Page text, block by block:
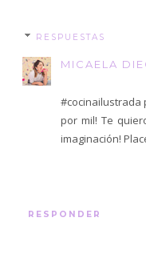
RESPUESTAS
MICAELA
#cocinailustrada
por mil! Te
imaginación!
RESPONDER